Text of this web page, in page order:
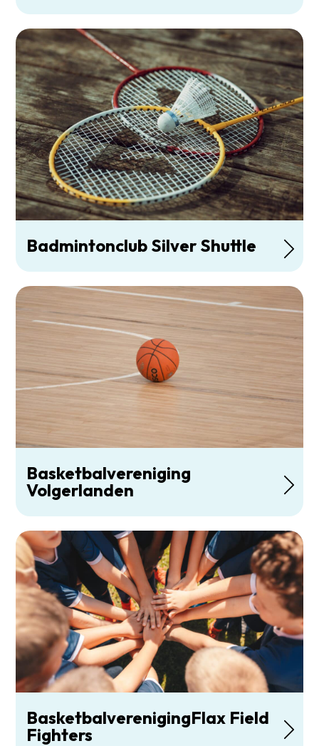
Badmintonclub Silver Shuttle
Basketbalvereniging
Volgerlanden
BasketbalverenigingFlax Field
Fighters